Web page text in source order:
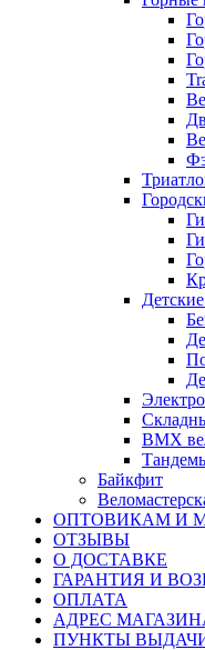
BMX
Байкфит
ОПТОВИКАМ И
ОТЗЫВЫ
О ДОСТАВКЕ
ГАРАНТИЯ И
ОПЛАТА
АДРЕС
ПУНКТЫ